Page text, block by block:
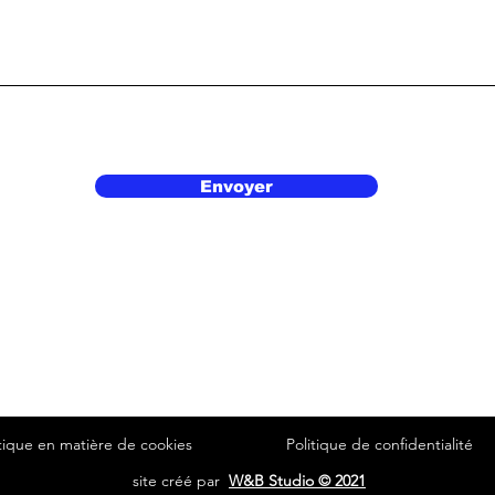
Envoyer
en matière de cookies
Politique de confidentialité
site créé par W&B Studio © 2021